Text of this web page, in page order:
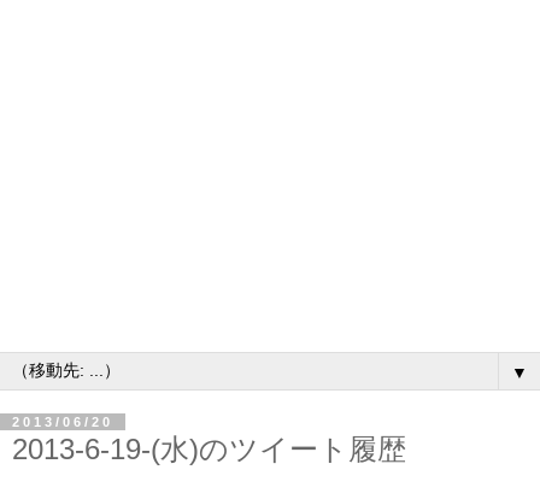
▼
2013/06/20
2013-6-19-(水)のツイート履歴